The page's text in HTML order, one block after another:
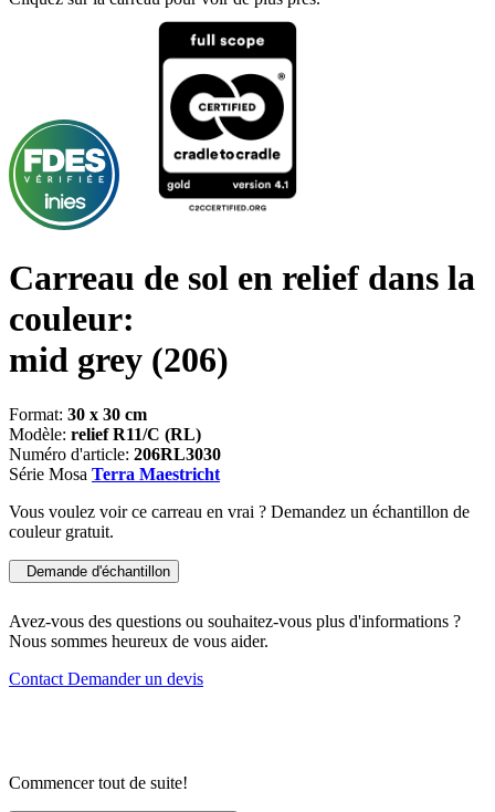
Carreau de sol en relief dans la
couleur:
mid grey (206)
Format: 30 x 30 cm
Modèle: relief R11/C (RL)
Numéro d'article: 206RL3030
Série Mosa Terra Maestricht
Vous voulez voir ce carreau en vrai ? Demandez un échantillon de
couleur gratuit.
Demande d'échantillon
Avez-vous des questions ou souhaitez-vous plus d'informations ?
Nous sommes heureux de vous aider.
Contact Demander un devis
Commencer tout de suite!